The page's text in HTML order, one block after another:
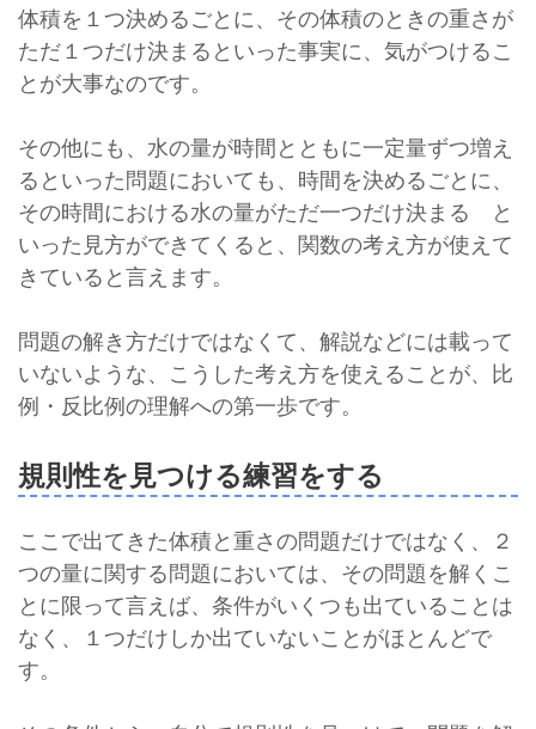
体積を１つ決めるごとに、その体積のときの重さが
ただ１つだけ決まるといった事実に、気がつけるこ
とが大事なのです。
その他にも、水の量が時間とともに一定量ずつ増え
るといった問題においても、時間を決めるごとに、
その時間における水の量がただ一つだけ決まる と
いった見方ができてくると、関数の考え方が使えて
きていると言えます。
問題の解き方だけではなくて、解説などには載って
いないような、こうした考え方を使えることが、比
例・反比例の理解への第一歩です。
規則性を見つける練習をする
ここで出てきた体積と重さの問題だけではなく、２
つの量に関する問題においては、その問題を解くこ
とに限って言えば、条件がいくつも出ていることは
なく、１つだけしか出ていないことがほとんどで
す。